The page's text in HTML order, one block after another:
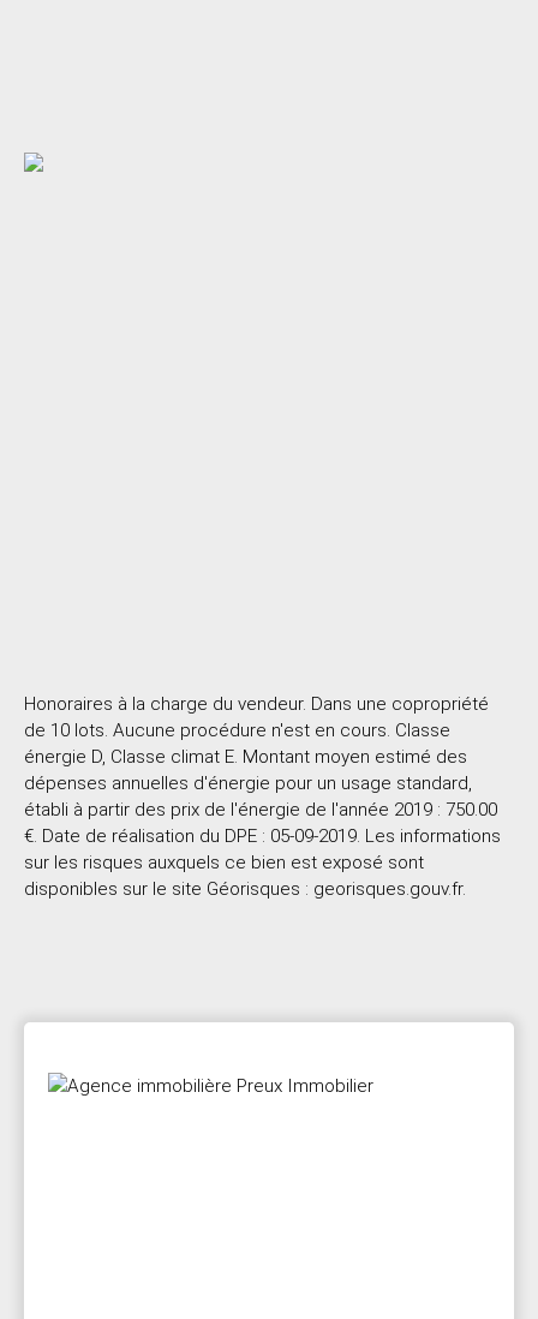
Honoraires à la charge du vendeur. Dans une copropriété
de 10 lots. Aucune procédure n'est en cours. Classe
énergie D, Classe climat E. Montant moyen estimé des
dépenses annuelles d'énergie pour un usage standard,
établi à partir des prix de l'énergie de l'année 2019 : 750.00
€. Date de réalisation du DPE : 05-09-2019. Les informations
sur les risques auxquels ce bien est exposé sont
disponibles sur le site Géorisques : georisques.gouv.fr.